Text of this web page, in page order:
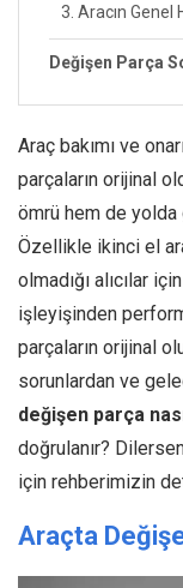
3. Aracın Genel
Değişen Parça
Araç bakımı ve
parçaların orijinal
ömrü hem de
Özellikle ikinci el
olmadığı alıcılar
işleyişinden
parçaların orijinal
sorunlardan ve
değişen parça
doğrulanır?
için rehberimizin
Araçta